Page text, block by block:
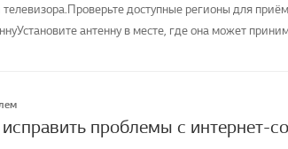
доступные регионы для
антенну в месте, где она может
проблемы с интернет-